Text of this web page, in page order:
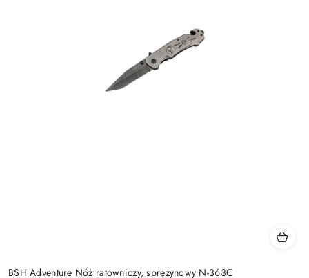
BSH Adventure Nóż ratowniczy, sprężynowy N-363C